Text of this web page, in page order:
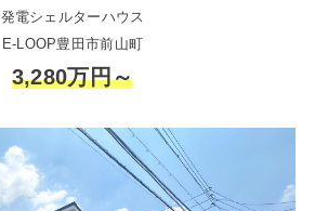
発電シェルターハウス
E-LOOP豊田市前山町
3,280万円～